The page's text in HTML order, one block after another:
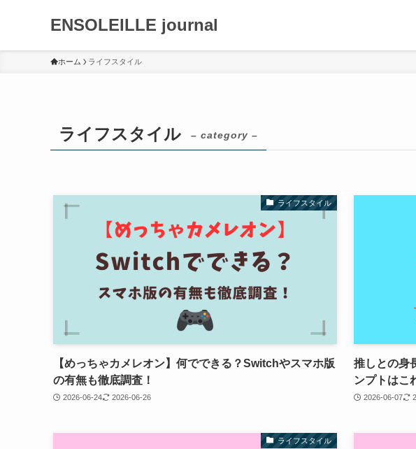
ENSOLEILLE journal
ホーム ライフスタイル
ライフスタイル – category –
ライフスタイル
【めっちゃカメレオン】何でできる？Switchやスマホ版
の有無も徹底調査！
2026-06-24 2026-06-26
推しとの身
ンプトはこ
2026-06-07
ライフスタイル